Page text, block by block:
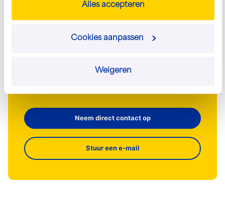
Alles accepteren
Cookies aanpassen
Weigeren
We denken graag met je mee. Neem contact
met ons op om jouw wensen te bespreken.
Neem direct contact op
Stuur een e-mail